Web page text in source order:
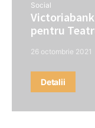
Social
pentru
26 octombrie 2021
Detalii